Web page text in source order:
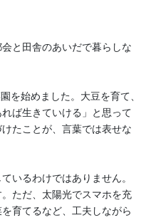
と田舎のあいだで暮らしな
を始めました。大豆を育て、
ば生きていける」と思って
たことが、言葉では表せな
いるわけではありません。
ただ、太陽光でスマホを充
育てるなど、工夫しながら